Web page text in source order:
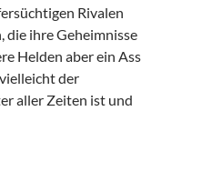
Rivalen
die ihre Geheimnisse
Helden aber ein Ass
der
aller Zeiten ist und